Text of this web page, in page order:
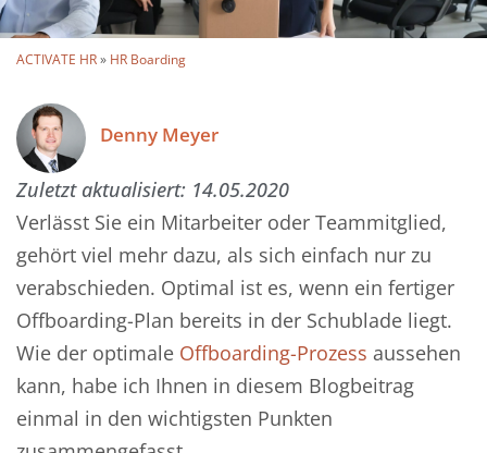
ACTIVATE HR» HR Boarding
Denny Meyer
Zuletzt aktualisiert: 14.05.2020
Verlässt Sie ein Mitarbeiter oder Teammitglied,
gehört viel mehr dazu, als sich einfach nur zu
verabschieden. Optimal ist es, wenn ein fertiger
Offboarding-Plan bereits in der Schublade liegt.
Wie der optimale Offboarding-Prozess aussehen
kann, habe ich Ihnen in diesem Blogbeitrag
einmal in den wichtigsten Punkten